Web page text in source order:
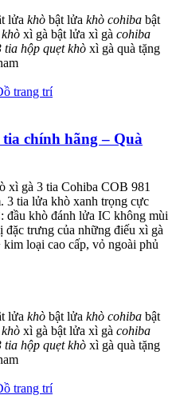
lửa khò bật lửa khò cohiba bật
khò xì gà bật lửa xì gà cohiba
tia hộp quẹt khò xì gà quà tặng
trang trí
chính hãng – Quà
xì gà 3 tia Cohiba COB 981
3 tia lửa khò xanh trọng cực
đầu khò đánh lửa IC không mùi
trưng của những điếu xì gà
loại cao cấp, vỏ ngoài phủ
lửa khò bật lửa khò cohiba bật
khò xì gà bật lửa xì gà cohiba
tia hộp quẹt khò xì gà quà tặng
trang trí